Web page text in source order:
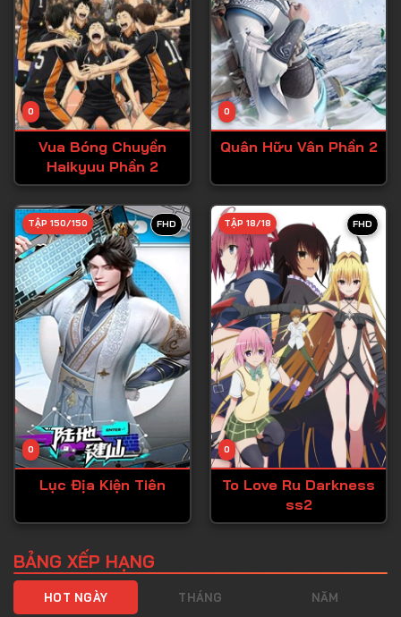
Tập 33
Tập 34
Tập 35
Tập 36
Tập 39
Tập 40
Tập 41
Tập 42
Tập 43
Tập 44
Tập 45
Tập 46
Tập 47
Tập 49
0
Vua Bóng Chuyền
Haikyuu Phần 2
0
Quân Hữu Vân Phần 2
FHD
0
TẬP 150/150
Lục Địa Kiện Tiên
FHD
0
TẬP 18/18
To Love Ru Darkness
ss2
BẢNG XẾP HẠNG
HOT NGÀY THÁNG NĂM